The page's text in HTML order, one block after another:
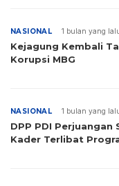
NASIONAL 1 bulan yang
Kejagung Kembali
Korupsi MBG
NASIONAL 1 bulan yang
DPP PDI Perjuangan
Kader Terlibat